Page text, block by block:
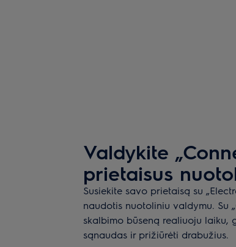
Valdykite
prietaisus
Susiekite savo prietaisą su
naudotis nuotoliniu valdymu. Su
skalbimo būseną realiuoju
sąnaudas ir prižiūrėti drabužius.